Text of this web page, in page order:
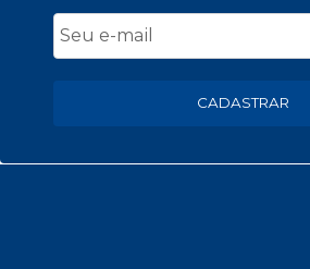
CADASTRAR